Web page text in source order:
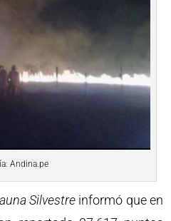
Andina.pe
Silvestreinformó que en